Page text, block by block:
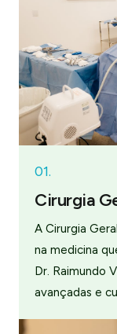
01.
Cirurgia
A Cirurgia
na medicina
Dr. Raimundo
avançadas e